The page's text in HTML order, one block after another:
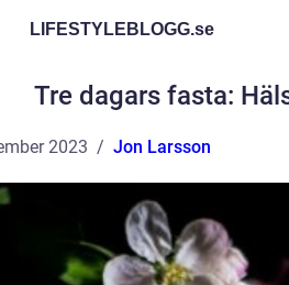
LIFESTYLEBLOGG.se
Tre dagars fasta:
2023 Jon Larsson